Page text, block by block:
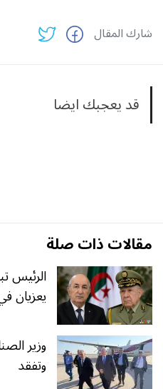
شارك المقال
قد يعجبك ايضا
مقالات ذات صلة
الرئيس
يعزيان
وزير
وتفقد